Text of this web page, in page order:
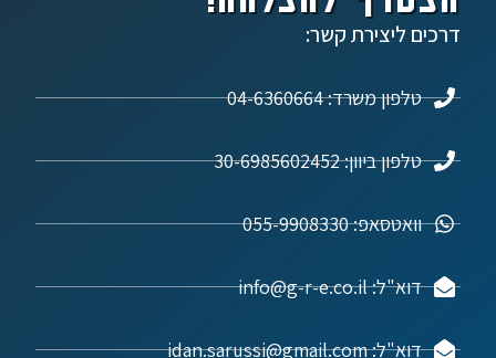
דרכים ליצירת קשר:
טלפון משרד: 04-6360664
טלפון ביוון: 30-6985602452
וואטסאפ: 055-9908330
דוא"ל: info@g-r-e.co.il
דוא"ל: idan.sarussi@gmail.com